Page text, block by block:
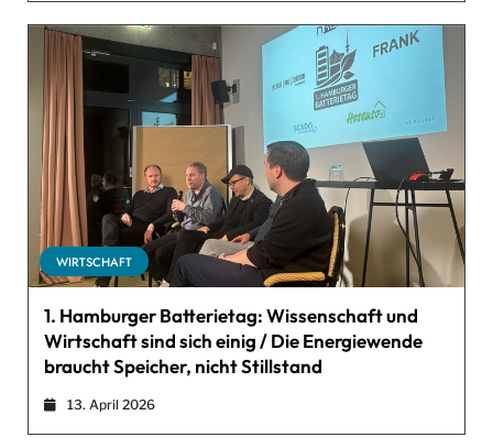
WIRTSCHAFT
1. Hamburger Batterietag: Wissenschaft und
Wirtschaft sind sich einig / Die Energiewende
braucht Speicher, nicht Stillstand
13. April 2026